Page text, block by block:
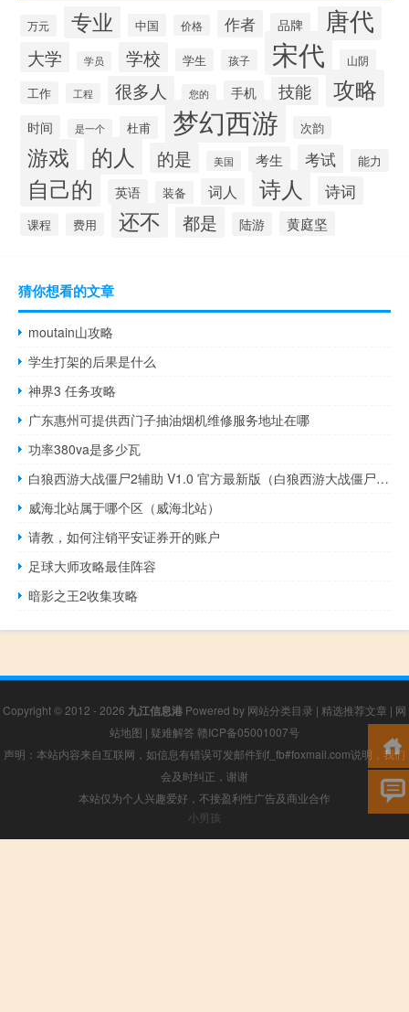
万元 专业 中国 价格 作者 品牌 唐代
大学 学员 学校 学生 孩子 宋代 山阴
工作 工程 很多人 您的 手机 技能 攻略
时间 是一个 杜甫 梦幻西游 次韵
游戏 的人 的是 美国 考生 考试 能力
自己的 英语 装备 词人 诗人 诗词
课程 费用 还不 都是 陆游 黄庭坚
猜你想看的文章
moutain山攻略
学生打架的后果是什么
神界3 任务攻略
广东惠州可提供西门子抽油烟机维修服务地址在哪
功率380va是多少瓦
白狼西游大战僵尸2辅助 V1.0 官方最新版（白狼西游大战僵尸2辅助 V1.0 官方最新版功能简介）
威海北站属于哪个区（威海北站）
请教，如何注销平安证券开的账户
足球大师攻略最佳阵容
暗影之王2收集攻略
Copyright © 2012 - 2026 九江信息港 Powered by 网站分类目录 | 精选推荐文章 | 网
站地图 | 疑难解答 赣ICP备05001007号
声明：本站内容来自互联网，如信息有错误可发邮件到f_fb#foxmail.com说明，我们
会及时纠正，谢谢
本站仅为个人兴趣爱好，不接盈利性广告及商业合作
小男孩